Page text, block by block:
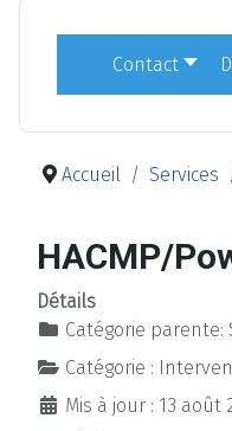
Contact
Accueil Services
HACMP/
Détails
Catégorie parente:
Catégorie :
Mis à jour : 13 août